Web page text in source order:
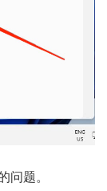
题。